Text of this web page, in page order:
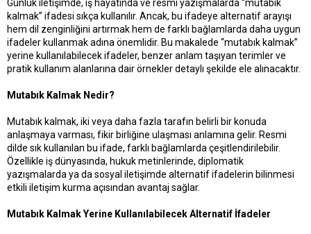
t
a
n
r
i
h
i
Günlük iletişimde, iş hayatında ve resmi yazışmalarda “mutabık
kalmak” ifadesi sıkça kullanılır. Ancak, bu ifadeye alternatif arayışı
hem dil zenginliğini artırmak hem de farklı bağlamlarda daha uygun
ifadeler kullanmak adına önemlidir. Bu makalede “mutabık kalmak”
yerine kullanılabilecek ifadeler, benzer anlam taşıyan terimler ve
pratik kullanım alanlarına dair örnekler detaylı şekilde ele alınacaktır.
Mutabık Kalmak Nedir?
Mutabık kalmak, iki veya daha fazla tarafın belirli bir konuda
anlaşmaya varması, fikir birliğine ulaşması anlamına gelir. Resmi
dilde sık kullanılan bu ifade, farklı bağlamlarda çeşitlendirilebilir.
Özellikle iş dünyasında, hukuk metinlerinde, diplomatik
yazışmalarda ya da sosyal iletişimde alternatif ifadelerin bilinmesi
etkili iletişim kurma açısından avantaj sağlar.
Mutabık Kalmak Yerine Kullanılabilecek Alternatif İfadeler